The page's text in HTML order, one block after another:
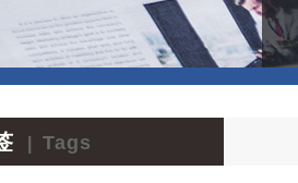
Tags